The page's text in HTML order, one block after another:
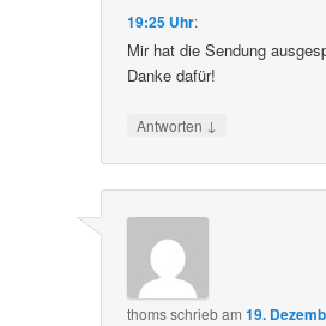
19:25 Uhr:
Mir hat die Sendung
Danke dafür!
Antworten ↓
thomsschriebam19.